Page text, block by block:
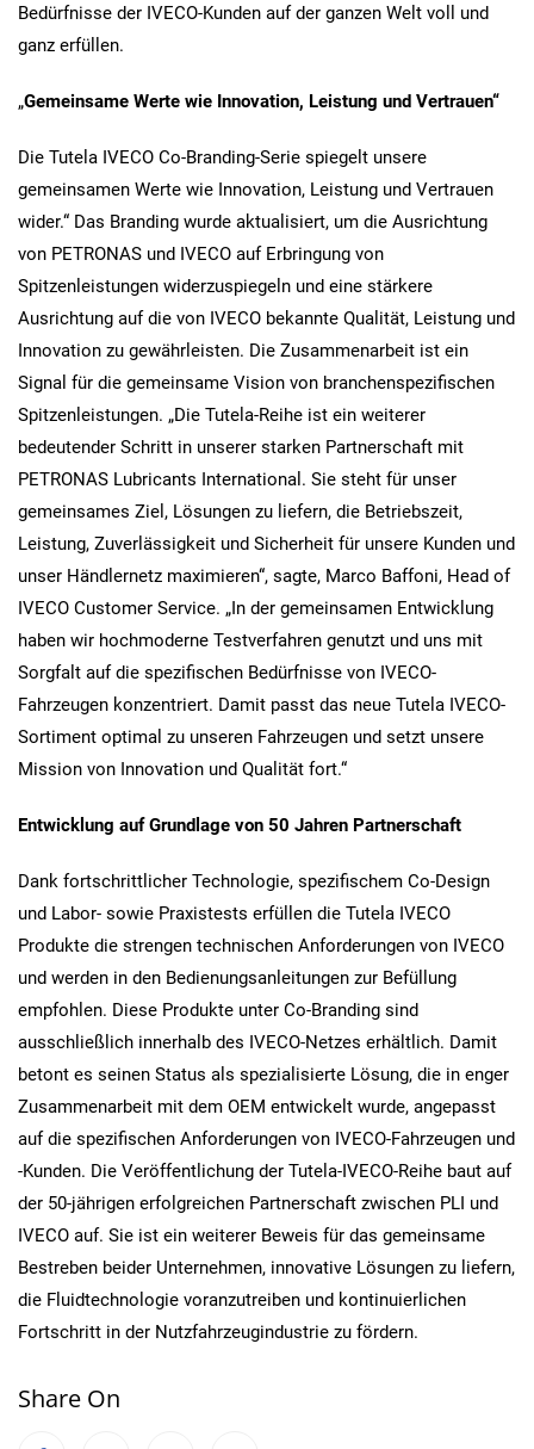
Bedürfnisse der IVECO-Kunden auf der ganzen Welt voll und
ganz erfüllen.
„Gemeinsame Werte wie Innovation, Leistung und Vertrauen“
Die Tutela IVECO Co-Branding-Serie spiegelt unsere
gemeinsamen Werte wie Innovation, Leistung und Vertrauen
wider.“ Das Branding wurde aktualisiert, um die Ausrichtung
von PETRONAS und IVECO auf Erbringung von
Spitzenleistungen widerzuspiegeln und eine stärkere
Ausrichtung auf die von IVECO bekannte Qualität, Leistung und
Innovation zu gewährleisten. Die Zusammenarbeit ist ein
Signal für die gemeinsame Vision von branchenspezifischen
Spitzenleistungen. „Die Tutela-Reihe ist ein weiterer
bedeutender Schritt in unserer starken Partnerschaft mit
PETRONAS Lubricants International. Sie steht für unser
gemeinsames Ziel, Lösungen zu liefern, die Betriebszeit,
Leistung, Zuverlässigkeit und Sicherheit für unsere Kunden und
unser Händlernetz maximieren“, sagte, Marco Baffoni, Head of
IVECO Customer Service. „In der gemeinsamen Entwicklung
haben wir hochmoderne Testverfahren genutzt und uns mit
Sorgfalt auf die spezifischen Bedürfnisse von IVECO-
Fahrzeugen konzentriert. Damit passt das neue Tutela IVECO-
Sortiment optimal zu unseren Fahrzeugen und setzt unsere
Mission von Innovation und Qualität fort.“
Entwicklung auf Grundlage von 50 Jahren Partnerschaft
Dank fortschrittlicher Technologie, spezifischem Co-Design
und Labor- sowie Praxistests erfüllen die Tutela IVECO
Produkte die strengen technischen Anforderungen von IVECO
und werden in den Bedienungsanleitungen zur Befüllung
empfohlen. Diese Produkte unter Co-Branding sind
ausschließlich innerhalb des IVECO-Netzes erhältlich. Damit
betont es seinen Status als spezialisierte Lösung, die in enger
Zusammenarbeit mit dem OEM entwickelt wurde, angepasst
auf die spezifischen Anforderungen von IVECO-Fahrzeugen und
-Kunden. Die Veröffentlichung der Tutela-IVECO-Reihe baut auf
der 50-jährigen erfolgreichen Partnerschaft zwischen PLI und
IVECO auf. Sie ist ein weiterer Beweis für das gemeinsame
Bestreben beider Unternehmen, innovative Lösungen zu liefern,
die Fluidtechnologie voranzutreiben und kontinuierlichen
Fortschritt in der Nutzfahrzeugindustrie zu fördern.
Share On